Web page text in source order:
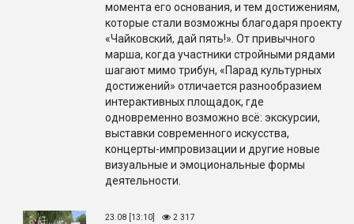
момента его основания, и тем достижениям,
которые стали возможны благодаря проекту
«Чайковский, дай пять!». От привычного
марша, когда участники стройными рядами
шагают мимо трибун, «Парад культурных
достижений» отличается разнообразием
интерактивных площадок, где
одновременно возможно всё: экскурсии,
выставки современного искусства,
концерты-импровизации и другие новые
визуальные и эмоциональные формы
деятельности.
23.08 [13:10] 2 317